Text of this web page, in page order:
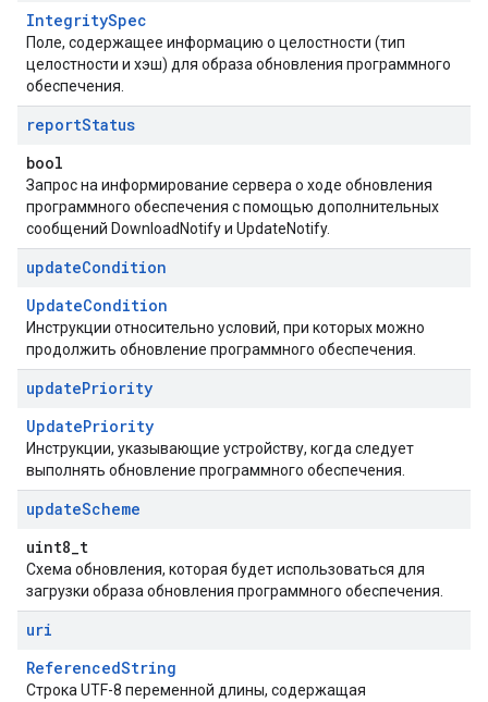
IntegritySpec
Поле, содержащее информацию о целостности (тип
целостности и хэш) для образа обновления программного
обеспечения.
reportStatus
bool
Запрос на информирование сервера о ходе обновления
программного обеспечения с помощью дополнительных
сообщений DownloadNotify и UpdateNotify.
updateCondition
UpdateCondition
Инструкции относительно условий, при которых можно
продолжить обновление программного обеспечения.
updatePriority
UpdatePriority
Инструкции, указывающие устройству, когда следует
выполнять обновление программного обеспечения.
updateScheme
uint8_t
Схема обновления, которая будет использоваться для
загрузки образа обновления программного обеспечения.
uri
ReferencedString
Строка UTF-8 переменной длины, содержащая